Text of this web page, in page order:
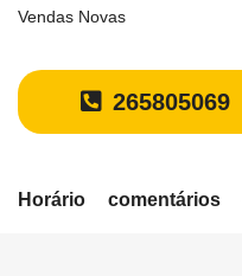
Vendas Novas
265805069
Horário comentários